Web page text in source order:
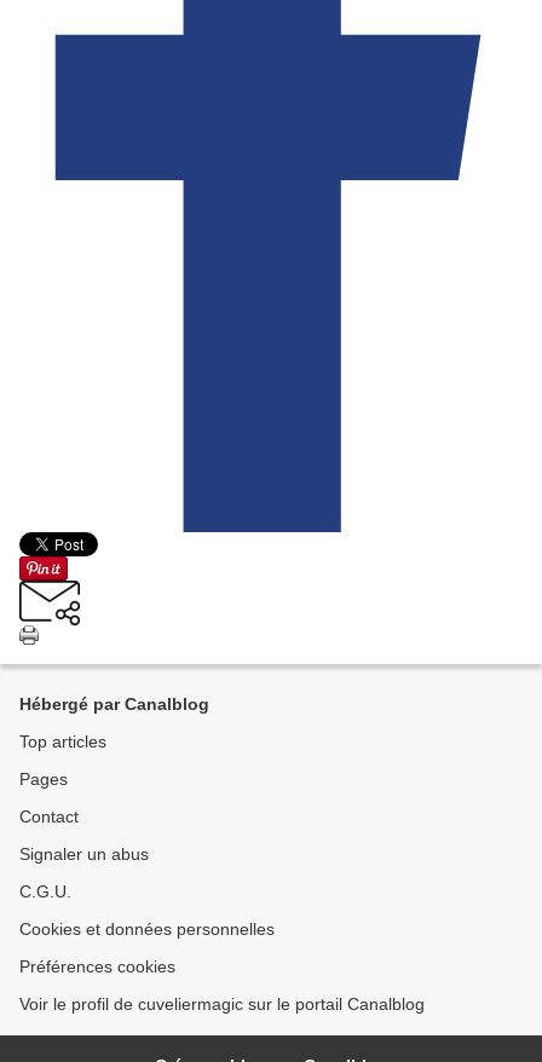
Hébergé par Canalblog
Top articles
Pages
Contact
Signaler un abus
C.G.U.
Cookies et données personnelles
Préférences cookies
Voir le profil de cuveliermagic sur le portail Canalblog